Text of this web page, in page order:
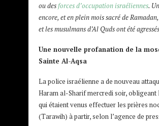
ou desforces d’occupation israéliennes.
encore, et en plein mois sacré de
et les musulmans d’Al Quds ont été
Une nouvelle profanation de la
Sainte Al-Aqsa
La police israélienne a de nouveau
Haram al-Sharif mercredi soir, obligeant
qui étaient venus effectuer les prières
(Tarawih) à partir, selon l’agence de